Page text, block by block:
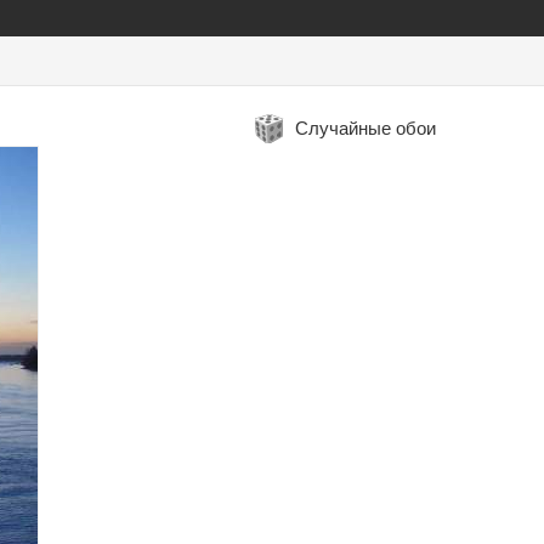
Случайные обои